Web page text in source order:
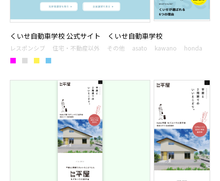
くいせ自動車学校 公式サイト くいせ自動車学校
レスポンシブ 住宅・不動産以外 その他 asato kawano honda
■ ■ ■ ■